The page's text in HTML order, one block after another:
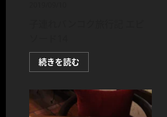
い
ら
読
続きを読む
イ
バ